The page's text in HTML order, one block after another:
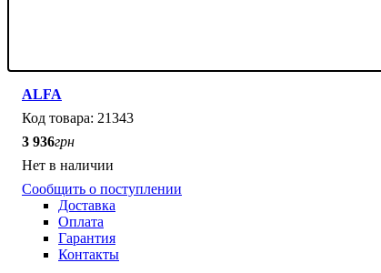
ALFA
21343
3 936грн
Нет в наличии
Сообщить о поступлении
Доставка
Оплата
Гарантия
Контакты